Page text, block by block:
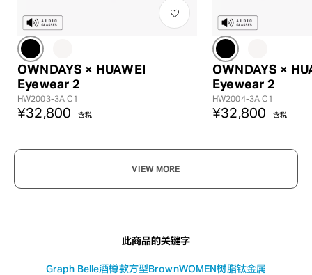
OWNDAYS × HUAWEI
Eyewear 2
HW2003-3A C1
¥32,800 含税
OWNDAYS ×
Eyewear 2
HW2004-3A C1
¥32,800 含税
VIEW MORE
此商品的关键字
Graph Belle酒樽款方型 BrownWOMEN树脂钛金属